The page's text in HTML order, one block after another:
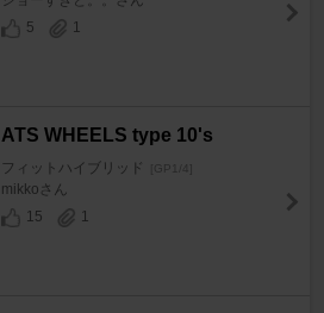
5
1
ATS WHEELS type 10's
フィットハイブリッド [GP1/4]
mikkoさん
15
1